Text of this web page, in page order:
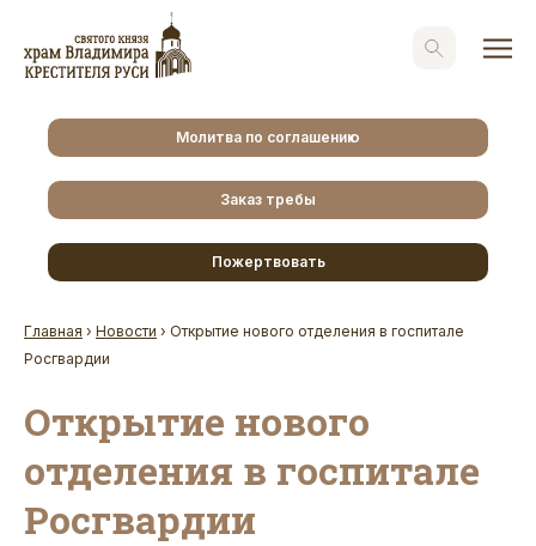
Молитва по соглашению
Заказ требы
Пожертвовать
Главная › Новости › Открытие нового отделения в госпитале
Росгвардии
Открытие нового
отделения в госпитале
Росгвардии